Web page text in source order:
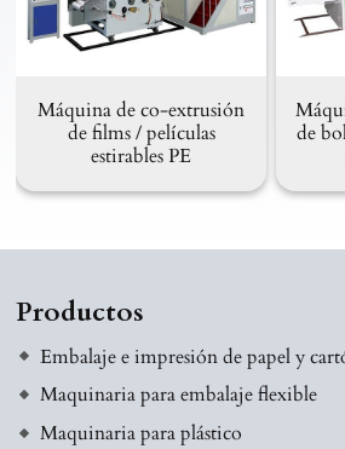
Máquina de co-extrusión
de films / películas
estirables PE
de
Productos
Embalaje e impresión de papel y
Maquinaria para embalaje flexible
Maquinaria para plástico